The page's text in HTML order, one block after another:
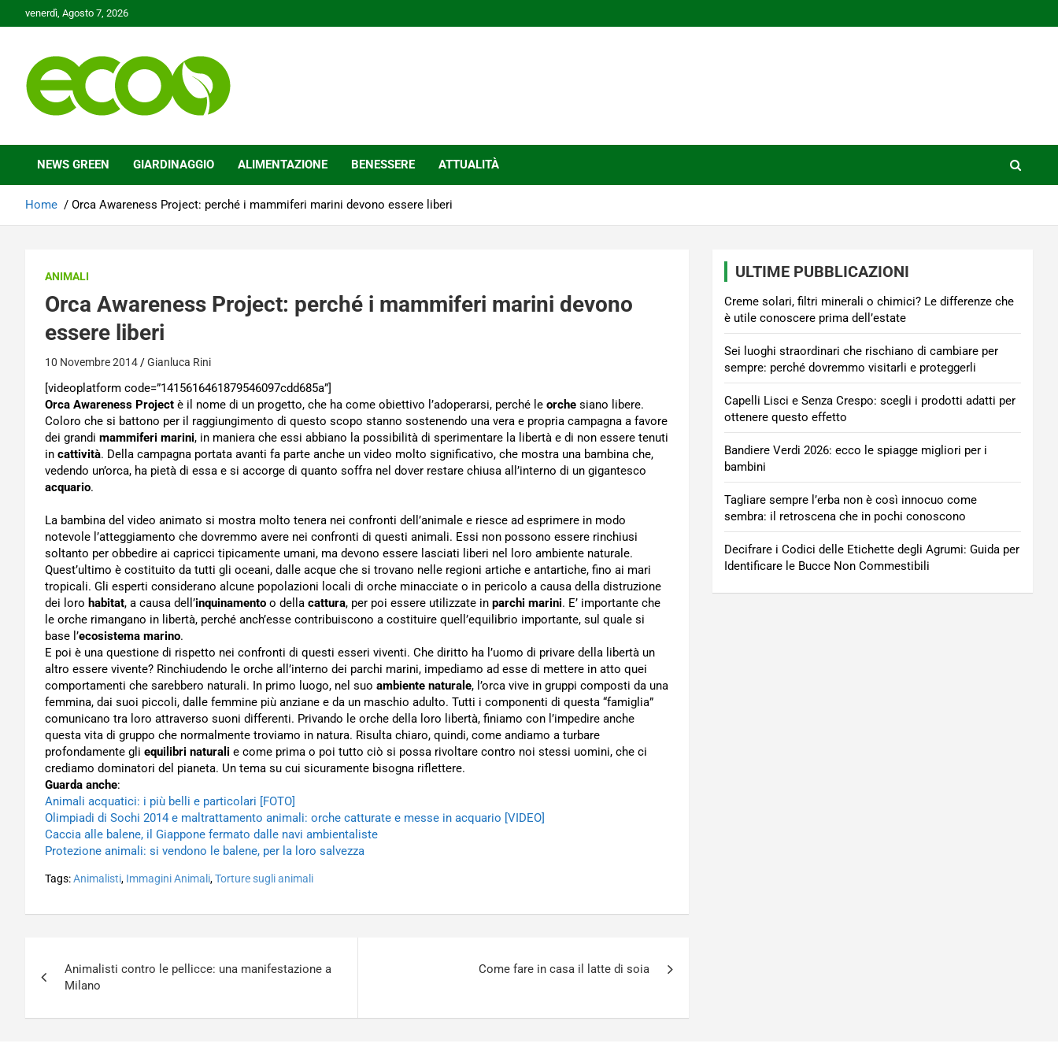
to
venerdì, Agosto 7, 2026
Ecoo.it
NEWS GREEN GIARDINAGGIO ALIMENTAZIONE BENESSERE ATTUALITÀ
Home Orca Awareness Project: perché i mammiferi marini devono essere liberi
ANIMALI
Orca Awareness Project: perché i mammiferi marini devono
essere liberi
10 Novembre 2014 Gianluca Rini
[videoplatform code=”1415616461879546097cdd685a”]
Orca Awareness Project è il nome di un progetto, che ha come obiettivo l’adoperarsi, perché le orche siano libere.
Coloro che si battono per il raggiungimento di questo scopo stanno sostenendo una vera e propria campagna a favore
dei grandi mammiferi marini, in maniera che essi abbiano la possibilità di sperimentare la libertà e di non essere tenuti
in cattività. Della campagna portata avanti fa parte anche un video molto significativo, che mostra una bambina che,
vedendo un’orca, ha pietà di essa e si accorge di quanto soffra nel dover restare chiusa all’interno di un gigantesco
acquario.
La bambina del video animato si mostra molto tenera nei confronti dell’animale e riesce ad esprimere in modo
notevole l’atteggiamento che dovremmo avere nei confronti di questi animali. Essi non possono essere rinchiusi
soltanto per obbedire ai capricci tipicamente umani, ma devono essere lasciati liberi nel loro ambiente naturale.
Quest’ultimo è costituito da tutti gli oceani, dalle acque che si trovano nelle regioni artiche e antartiche, fino ai mari
tropicali. Gli esperti considerano alcune popolazioni locali di orche minacciate o in pericolo a causa della distruzione
dei loro habitat, a causa dell’inquinamento o della cattura, per poi essere utilizzate in parchi marini. E’ importante che
le orche rimangano in libertà, perché anch’esse contribuiscono a costituire quell’equilibrio importante, sul quale si
base l’ecosistema marino.
E poi è una questione di rispetto nei confronti di questi esseri viventi. Che diritto ha l’uomo di privare della libertà un
altro essere vivente? Rinchiudendo le orche all’interno dei parchi marini, impediamo ad esse di mettere in atto quei
comportamenti che sarebbero naturali. In primo luogo, nel suo ambiente naturale, l’orca vive in gruppi composti da una
femmina, dai suoi piccoli, dalle femmine più anziane e da un maschio adulto. Tutti i componenti di questa “famiglia”
comunicano tra loro attraverso suoni differenti. Privando le orche della loro libertà, finiamo con l’impedire anche
questa vita di gruppo che normalmente troviamo in natura. Risulta chiaro, quindi, come andiamo a turbare
profondamente gli equilibri naturali e come prima o poi tutto ciò si possa rivoltare contro noi stessi uomini, che ci
crediamo dominatori del pianeta. Un tema su cui sicuramente bisogna riflettere.
Guarda anche:
Animali acquatici: i più belli e particolari [FOTO]
Olimpiadi di Sochi 2014 e maltrattamento animali: orche catturate e messe in acquario [VIDEO]
Caccia alle balene, il Giappone fermato dalle navi ambientaliste
Protezione animali: si vendono le balene, per la loro salvezza
Tags:Animalisti, Immagini Animali,Torture sugli animali
articoli
Animalisti contro le pellicce: una manifestazione a
Milano
Come fare in casa il latte di soia
ULTIME PUBBLICAZIONI
Creme solari, filtri minerali o chimici? Le differenze che
è utile conoscere prima dell’estate
Sei luoghi straordinari che rischiano di cambiare per
sempre: perché dovremmo visitarli e proteggerli
Capelli Lisci e Senza Crespo: scegli i prodotti adatti per
ottenere questo effetto
Bandiere Verdi 2026: ecco le spiagge migliori per i
bambini
Tagliare sempre l’erba non è così innocuo come
sembra: il retroscena che in pochi conoscono
Decifrare i Codici delle Etichette degli Agrumi: Guida per
Identificare le Bucce Non Commestibili